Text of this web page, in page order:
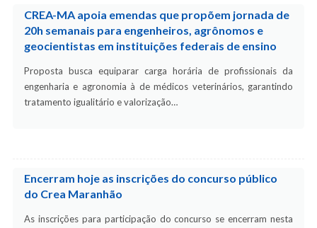
CREA-MA apoia emendas que propõem jornada de
20h semanais para engenheiros, agrônomos e
geocientistas em instituições federais de ensino
Proposta busca equiparar carga horária de profissionais da
engenharia e agronomia à de médicos veterinários, garantindo
tratamento igualitário e valorização…
Encerram hoje as inscrições do concurso público
do Crea Maranhão
As inscrições para participação do concurso se encerram nesta